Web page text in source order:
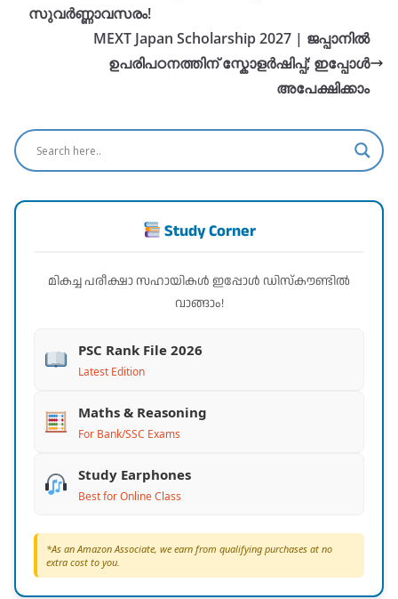
സുവർണ്ണാവസരം!
MEXT Japan Scholarship 2027 | ജപ്പാനിൽ
ഉപരിപഠനത്തിന് സ്കോളർഷിപ്പ്; ഇപ്പോൾ
അപേക്ഷിക്കാം
Study Corner
മികച്ച പരീക്ഷാ സഹായികൾ ഇപ്പോൾ ഡിസ്കൗണ്ടിൽ
വാങ്ങാം!
PSC Rank File 2026
Latest Edition
Maths & Reasoning
For Bank/SSC Exams
Study Earphones
Best for Online Class
*As an Amazon Associate, we earn from qualifying purchases at no
extra cost to you.